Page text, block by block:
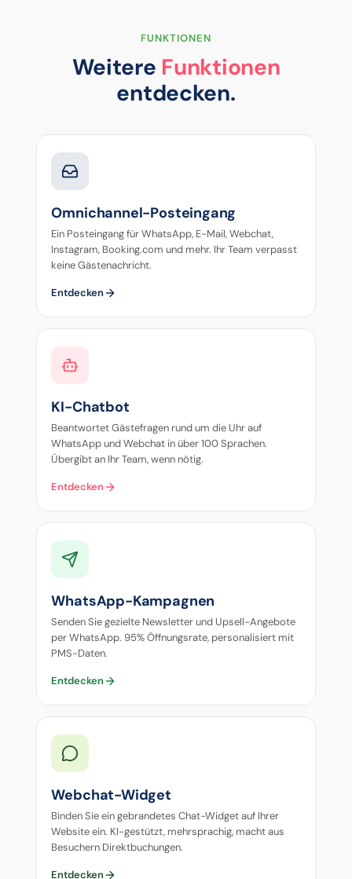
FUNKTIONEN
Weitere Funktionen
entdecken.
Omnichannel-Posteingang
Ein Posteingang für WhatsApp, E-Mail, Webchat,
Instagram, Booking.com und mehr. Ihr Team verpasst
keine Gästenachricht.
Entdecken
KI-Chatbot
Beantwortet Gästefragen rund um die Uhr auf
WhatsApp und Webchat in über 100 Sprachen.
Übergibt an Ihr Team, wenn nötig.
Entdecken
WhatsApp-Kampagnen
Senden Sie gezielte Newsletter und Upsell-Angebote
per WhatsApp. 95% Öffnungsrate, personalisiert mit
PMS-Daten.
Entdecken
Webchat-Widget
Binden Sie ein gebrandetes Chat-Widget auf Ihrer
Website ein. KI-gestützt, mehrsprachig, macht aus
Besuchern Direktbuchungen.
Entdecken